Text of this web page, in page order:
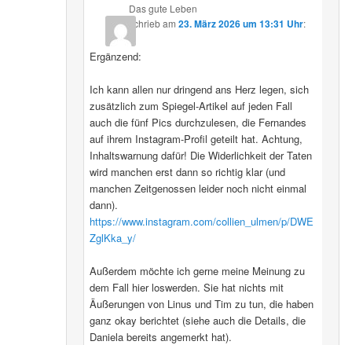
Das gute Leben
schriebam 23. März 2026 um 13:31 Uhr:
Ergänzend:
Ich kann allen nur dringend ans Herz legen, sich
zusätzlich zum Spiegel-Artikel auf jeden Fall
auch die fünf Pics durchzulesen, die Fernandes
auf ihrem Instagram-Profil geteilt hat. Achtung,
Inhaltswarnung dafür! Die Widerlichkeit der Taten
wird manchen erst dann so richtig klar (und
manchen Zeitgenossen leider noch nicht einmal
dann).
https://www.instagram.com/collien_ulmen/p/DWE
ZglKka_y/
Außerdem möchte ich gerne meine Meinung zu
dem Fall hier loswerden. Sie hat nichts mit
Äußerungen von Linus und Tim zu tun, die haben
ganz okay berichtet (siehe auch die Details, die
Daniela bereits angemerkt hat).